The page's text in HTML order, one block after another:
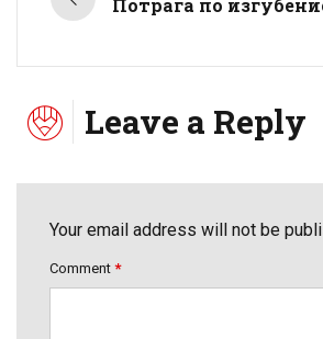
Leave a Reply
Your email address will not be
Comment *